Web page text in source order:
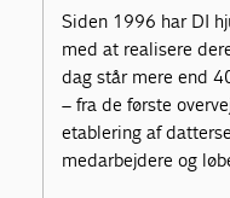
Siden 1996 har DI
med at realisere
dag står mere end
– fra de første
etablering af
medarbejdere og